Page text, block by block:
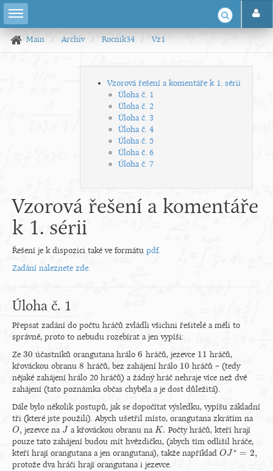
Main Archiv Rocnik34 Vz1
Vzorová řešení a komentáře k 1. sérii
Úloha č. 1
Úloha č. 2
Úloha č. 3
Úloha č. 4
Úloha č. 5
Úloha č. 6
Úloha č. 7
Vzorová řešení a komentáře
k 1. sérii
Řešení je k dispozici také ve formátu pdf.
Zadání naleznete zde.
Úloha č. 1
Přepsat zadání do počtu hráčů zvládli všichni řešitelé a měli to
správně, proto to nebudu rozebírat a jen vypíši:
Ze 30
30 účastníků orangutana hrálo6
6 hráčů, jezevce 11
11 hráčů,
křováckou obranu 8
8 hráčů, bez zahájení hrálo 10
10 hráčů – (tedy
nějaké zahájení hrálo 20 hráčů) a žádný hráč nehraje více než dvě
zahájení (tato poznámka občas chyběla a je dost důležitá).
Dále bylo několik postupů, jak se dopočítat výsledku, vypíšu základní
tři (které jste použili). Abych ušetřil místo, orangutana zkrátím na
O,
O, jezevce na J
J a křováckou obranu na K.
K.
Počty hráčů, kteří hrají
pouze tato zahájení budou mít hvězdičku, (abych tím odlišil hráče,
kteří hrají orangutana a jen orangutana), takže například OJ ∗ = 2,
OJ∗= 2,
protože dva hráči hrají orangutana i jezevce.